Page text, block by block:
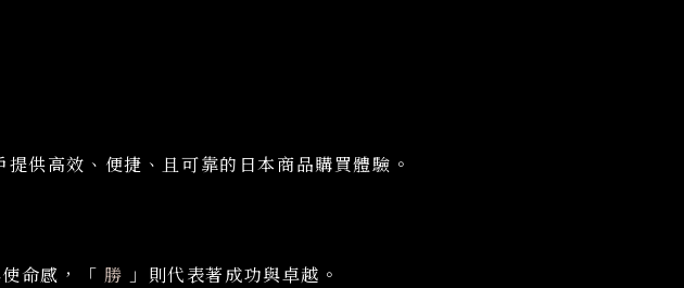
供高效、便捷、且可靠的日本商品購買體驗。
命感，「 勝 」則代表著成功與卓越。